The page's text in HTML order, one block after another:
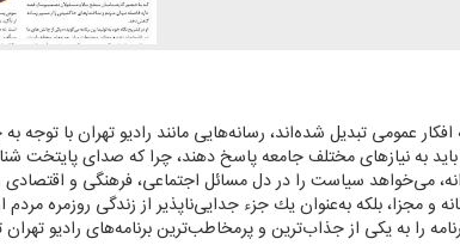
عمومی تبدیل شده‌اند، رسانه‌هایی مانند رادیو تهران با توجه
باید به نیازهای مختلف جامعه پاسخ دهند، چرا كه صدای پایتخت
می‌خواهد سیاست را در دل مسائل اجتماعی، فرهنگی و اقتصادی
و مجزا، بلكه به‌عنوان یك جزء جدایی‌ناپذیر از زندگی روزمره
را به یكی از جذاب‌ترین و پرمخاطب‌ترین برنامه‌های رادیو تهران